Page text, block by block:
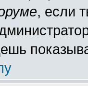
, если